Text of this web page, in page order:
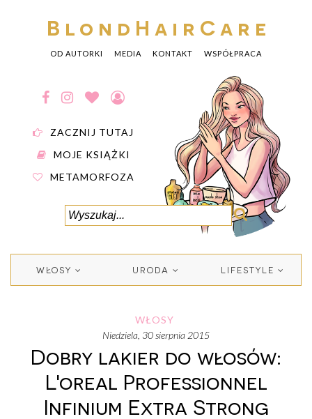
BlondHairCare
OD AUTORKI MEDIA KONTAKT WSPÓŁPRACA
ZACZNIJ TUTAJ
MOJE KSIĄŻKI
METAMORFOZA
WŁOSY URODA LIFESTYLE
WŁOSY
niedziela, 30 sierpnia 2015
Dobry lakier do włosów:
L'oreal Professionnel
Infinium Extra Strong